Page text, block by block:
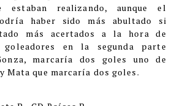
estaban realizando, aunque el
haber sido más abultado si
más acertados a la hora de
en la segunda parte
marcaría dos goles uno de
Mata que marcaría dos goles.